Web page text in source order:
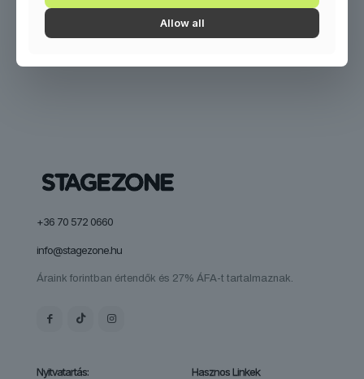
There are no posts on the list.
+36 70 572 0660
info@stagezone.hu
Áraink forintban értendők és 27% ÁFA-t tartalmaznak.
Nyitvatartás: Hasznos Linkek
Allow all